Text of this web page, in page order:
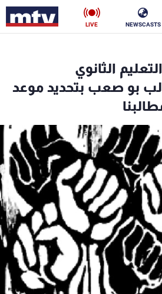
NEWSCASTS
LIVE
الثانوي
بو صعب بتحديد موعد
ناس
فن
رياضة